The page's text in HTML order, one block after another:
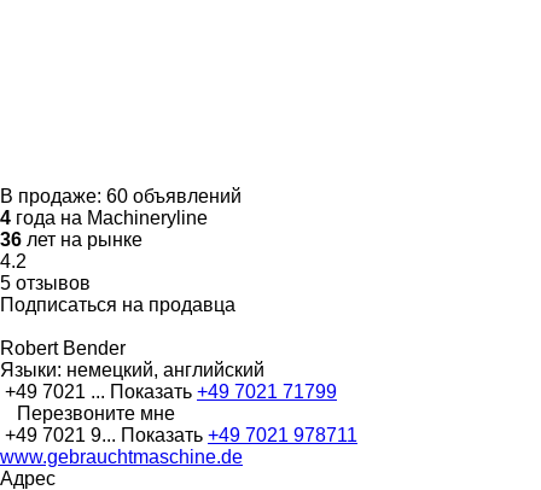
В продаже: 60 объявлений
4 года на Machineryline
36 лет на рынке
4.2
5 отзывов
Подписаться на продавца
Robert Bender
Языки: немецкий, английский
+49 7021 ... Показать +49 7021 71799
Перезвоните мне
+49 7021 9... Показать +49 7021 978711
www.gebrauchtmaschine.de
Адрес